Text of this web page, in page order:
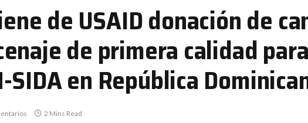
de USAID donación de
de primera calidad
en República
2 Mins Read